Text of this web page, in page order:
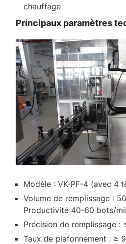
chauffage
Principaux paramètres
Modèle : VK-PF-4 (avec 4
Volume de remplissage :
Productivité 40-60 bots/
Précision de remplissage :
Taux de plafonnement : ≥